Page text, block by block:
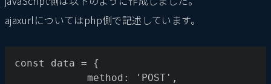
ajaxurlについてはphp側で記述しています。
const data = {
			method: 'POST',